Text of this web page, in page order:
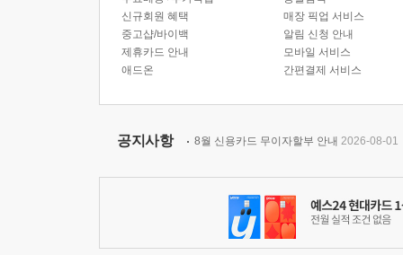
신규회원 혜택
중고샵/바이백
제휴카드 안내
애드온
매장 픽업 서비스
알림 신청 안내
모바일 서비스
간편결제 서비스
공지사항 8월 신용카드 무이자할부 안내 2026-08-01